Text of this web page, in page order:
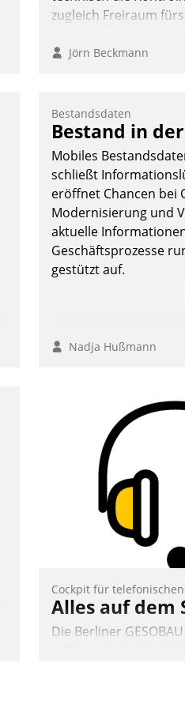
zugleich Freiraum
Jörn Beckmann
Bestandsdaten
Bestand in
Mobiles
schließt
eröffnet Chancen bei
Modernisierung und
aktuelle
Geschäftsprozesse
gestützt auf.
Nadja Hußmann
Cockpit für
Alles auf dem
Die Berliner